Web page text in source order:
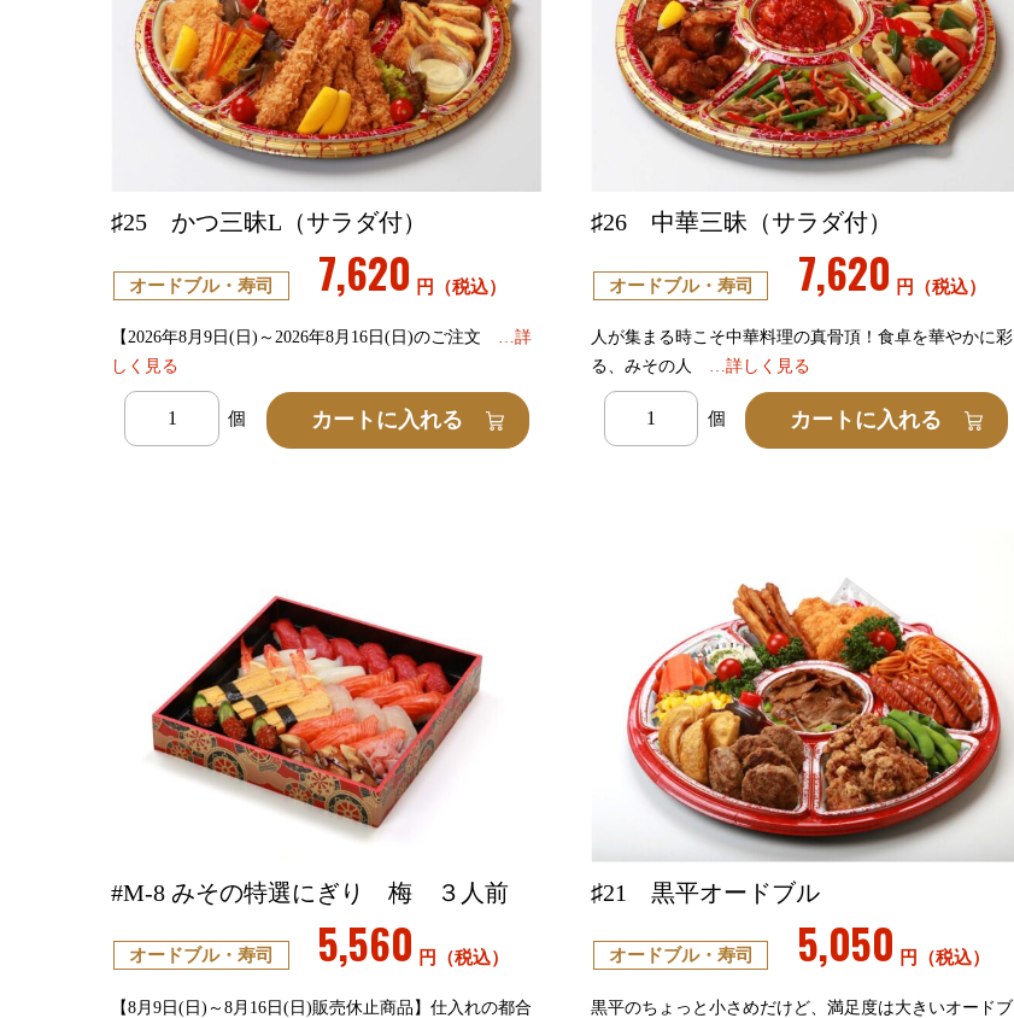
♯25 かつ三昧L（サラダ付）
オードブル・寿司 7,620 円（税込）
【2026年8月9日(日)～2026年8月16日(日)のご注文 …詳
しく見る
♯26 中華三昧（サラダ付）
オードブル・寿司 7,620 円（税込）
人が集まる時こそ中華料理の真骨頂！食卓を華やかに彩
る、みその人 …詳しく見る
#M-8 みその特選にぎり 梅 ３人前
オードブル・寿司 5,560 円（税込）
【8月9日(日)～8月16日(日)販売休止商品】仕入れの都合
♯21 黒平オードブル
オードブル・寿司 5,050 円（税込）
黒平のちょっと小さめだけど、満足度は大きいオードブ